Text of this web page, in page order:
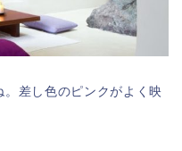
。差し色のピンクがよく映